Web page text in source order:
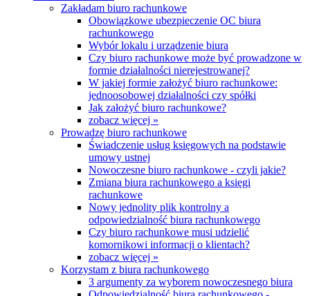
Zakładam biuro rachunkowe
Obowiązkowe ubezpieczenie OC biura
rachunkowego
Wybór lokalu i urządzenie biura
Czy biuro rachunkowe może być prowadzone w
formie działalności nierejestrowanej?
W jakiej formie założyć biuro rachunkowe:
jednoosobowej działalności czy spółki
Jak założyć biuro rachunkowe?
zobacz więcej »
Prowadzę biuro rachunkowe
Świadczenie usług księgowych na podstawie
umowy ustnej
Nowoczesne biuro rachunkowe - czyli jakie?
Zmiana biura rachunkowego a księgi
rachunkowe
Nowy jednolity plik kontrolny a
odpowiedzialność biura rachunkowego
Czy biuro rachunkowe musi udzielić
komornikowi informacji o klientach?
zobacz więcej »
Korzystam z biura rachunkowego
3 argumenty za wyborem nowoczesnego biura